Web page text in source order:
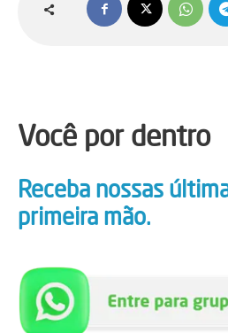
Você por dentro
Receba nossas
primeira mão.